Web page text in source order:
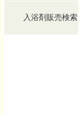
入浴剤販売検索